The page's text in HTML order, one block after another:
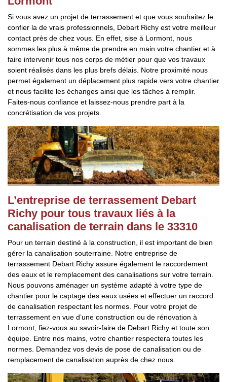
Si vous avez un projet de terrassement et que vous souhaitez le
confier la de vrais professionnels, Debart Richy est votre meilleur
contact près de chez vous. En effet, sise à Lormont, nous
sommes les plus à même de prendre en main votre chantier et à
faire intervenir tous nos corps de métier pour que vos travaux
soient réalisés dans les plus brefs délais. Notre proximité nous
permet également un déplacement plus rapide vers votre chantier
et nous facilite les échanges ainsi que les tâches à remplir.
Faites-nous confiance et laissez-nous prendre part à la
concrétisation de vos projets.
L’entreprise de terrassement Debart
Richy pour tous travaux liés à la
canalisation de terrain dans le 33310
Pour un terrain destiné à la construction, il est important de bien
gérer la canalisation souterraine. Notre entreprise de
terrassement Debart Richy assure également le raccordement
des eaux et le remplacement des canalisations sur votre terrain.
Nous pouvons aménager un système adapté à votre type de
chantier pour le captage des eaux usées et effectuer un raccord
de canalisation respectant les normes. Pour votre projet de
terrassement en vue d’une construction ou de rénovation à
Lormont, fiez-vous au savoir-faire de Debart Richy et toute son
équipe. Entre nos mains, votre chantier respectera toutes les
normes. Demandez vos devis de pose de canalisation ou de
remplacement de canalisation auprès de chez nous.